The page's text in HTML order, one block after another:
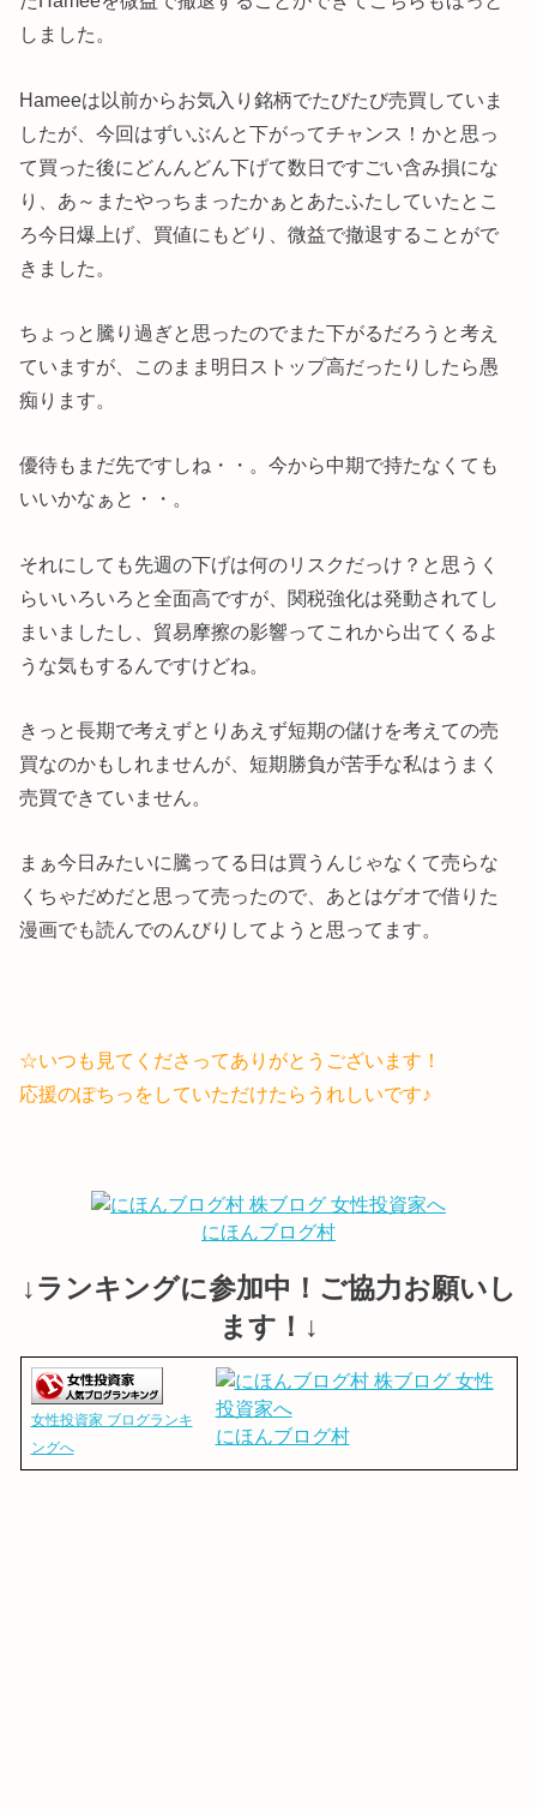
しました。
Hameeは以前からお気入り銘柄でたびたび売買していま
したが、今回はずいぶんと下がってチャンス！かと思っ
て買った後にどんんどん下げて数日ですごい含み損にな
り、あ～またやっちまったかぁとあたふたしていたとこ
ろ今日爆上げ、買値にもどり、微益で撤退することがで
きました。
ちょっと騰り過ぎと思ったのでまた下がるだろうと考え
ていますが、このまま明日ストップ高だったりしたら愚
痴ります。
優待もまだ先ですしね・・。今から中期で持たなくても
いいかなぁと・・。
それにしても先週の下げは何のリスクだっけ？と思うく
らいいろいろと全面高ですが、関税強化は発動されてし
まいましたし、貿易摩擦の影響ってこれから出てくるよ
うな気もするんですけどね。
きっと長期で考えずとりあえず短期の儲けを考えての売
買なのかもしれませんが、短期勝負が苦手な私はうまく
売買できていません。
まぁ今日みたいに騰ってる日は買うんじゃなくて売らな
くちゃだめだと思って売ったので、あとはゲオで借りた
漫画でも読んでのんびりしてようと思ってます。
☆いつも見てくださってありがとうございます！
応援のぽちっをしていただけたらうれしいです♪
にほんブログ村
↓ランキングに参加中！ご協力お願いし
ます！↓
女性投資家 ブログランキ
ングへ
にほんブログ村